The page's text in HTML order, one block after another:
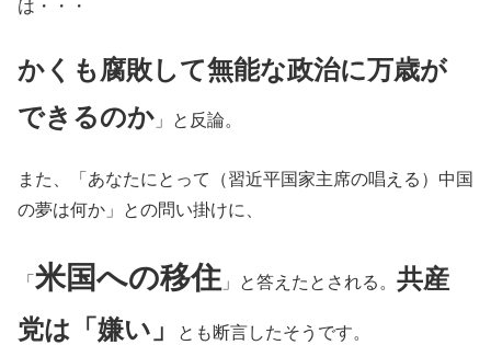
は・・・
かくも腐敗して無能な政治に万歳が
できるのか 」と反論。
また、「あなたにとって（習近平国家主席の唱える）中国
の夢は何か」との問い掛けに、
「 米国への移住 」と答えたとされる。 共産
党は「嫌い」
とも断言したそうです。